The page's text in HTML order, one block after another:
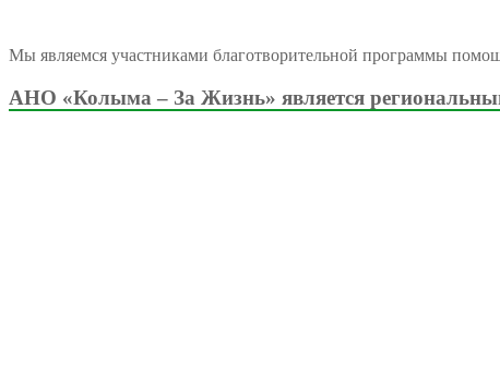
Мы являемся участниками благотворительной программы
АНО «Колыма – За Жизнь» является